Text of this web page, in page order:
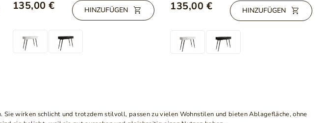
135,00 € HINZUFÜGEN 135,00 € HINZUFÜGEN
wirken schlicht und trotzdem stilvoll, passen zu vielen Wohnstilen und bieten Ablagefläche, ohne